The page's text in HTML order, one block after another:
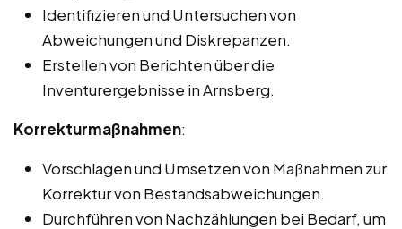
Identifizieren und Untersuchen von
Abweichungen und Diskrepanzen.
Erstellen von Berichten über die
Inventurergebnisse in Arnsberg.
Korrekturmaßnahmen:
Vorschlagen und Umsetzen von Maßnahmen zur
Korrektur von Bestandsabweichungen.
Durchführen von Nachzählungen bei Bedarf, um